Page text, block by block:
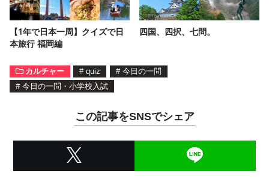
【1年で日本一周】クイズで日
本旅行 福岡編
四国、四択、七問。
カルチャー # quiz # 今日の一問
# 今日の一問・小学校入試
この記事をSNSでシェア